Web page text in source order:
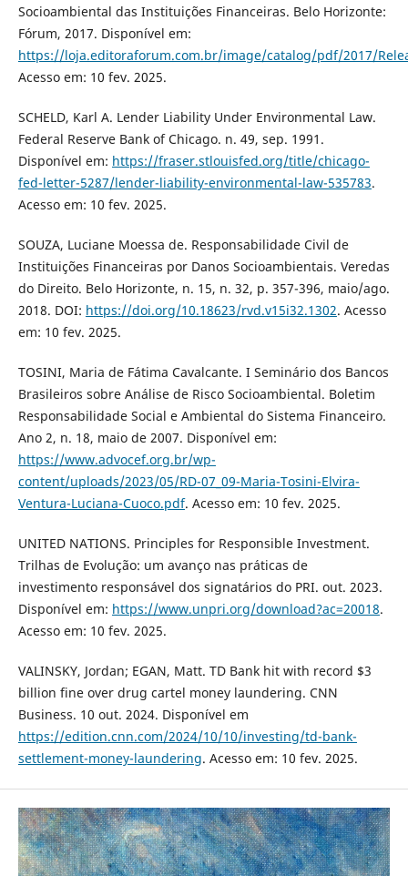
Socioambiental das Instituições Financeiras. Belo Horizonte:
Fórum, 2017. Disponível em:
https://loja.editoraforum.com.br/image/catalog/pdf/2017/
Acesso em: 10 fev. 2025.
SCHELD, Karl A. Lender Liability Under Environmental Law.
Federal Reserve Bank of Chicago. n. 49, sep. 1991.
Disponível em: https://fraser.stlouisfed.org/title/chicago-
fed-letter-5287/lender-liability-environmental-law-535783.
Acesso em: 10 fev. 2025.
SOUZA, Luciane Moessa de. Responsabilidade Civil de
Instituições Financeiras por Danos Socioambientais. Veredas
do Direito. Belo Horizonte, n. 15, n. 32, p. 357-396, maio/ago.
2018. DOI: https://doi.org/10.18623/rvd.v15i32.1302. Acesso
em: 10 fev. 2025.
TOSINI, Maria de Fátima Cavalcante. I Seminário dos Bancos
Brasileiros sobre Análise de Risco Socioambiental. Boletim
Responsabilidade Social e Ambiental do Sistema Financeiro.
Ano 2, n. 18, maio de 2007. Disponível em:
https://www.advocef.org.br/wp-
content/uploads/2023/05/RD-07_09-Maria-Tosini-Elvira-
Ventura-Luciana-Cuoco.pdf. Acesso em: 10 fev. 2025.
UNITED NATIONS. Principles for Responsible Investment.
Trilhas de Evolução: um avanço nas práticas de
investimento responsável dos signatários do PRI. out. 2023.
Disponível em: https://www.unpri.org/download?ac=20018.
Acesso em: 10 fev. 2025.
VALINSKY, Jordan; EGAN, Matt. TD Bank hit with record $3
billion fine over drug cartel money laundering. CNN
Business. 10 out. 2024. Disponível em
https://edition.cnn.com/2024/10/10/investing/td-bank-
settlement-money-laundering. Acesso em: 10 fev. 2025.